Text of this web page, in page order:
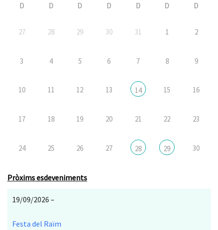
D D D D D D D
27 28 29 30 31 1 2
3 4 5 6 7 8 9
10 11 12 13 14 15 16
17 18 19 20 21 22 23
24 25 26 27 28 29 30
Pròxims esdeveniments
19/09/2026 –
Festa del Raïm